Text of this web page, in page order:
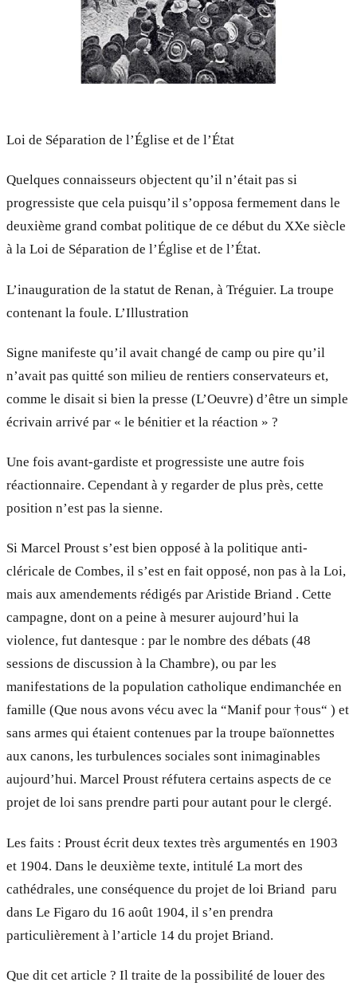
Loi de Séparation de l’Église et de l’État
Quelques connaisseurs objectent qu’il n’était pas si
progressiste que cela puisqu’il s’opposa fermement dans le
deuxième grand combat politique de ce début du XXe siècle
à la Loi de Séparation de l’Église et de l’État.
L’inauguration de la statut de Renan, à Tréguier. La troupe
contenant la foule. L’Illustration
Signe manifeste qu’il avait changé de camp ou pire qu’il
n’avait pas quitté son milieu de rentiers conservateurs et,
comme le disait si bien la presse (L’Oeuvre) d’être un simple
écrivain arrivé par « le bénitier et la réaction » ?
Une fois avant-gardiste et progressiste une autre fois
réactionnaire. Cependant à y regarder de plus près, cette
position n’est pas la sienne.
Si Marcel Proust s’est bien opposé à la politique anti-
cléricale de Combes, il s’est en fait opposé, non pas à la Loi,
mais aux amendements rédigés par Aristide Briand . Cette
campagne, dont on a peine à mesurer aujourd’hui la
violence, fut dantesque : par le nombre des débats (48
sessions de discussion à la Chambre), ou par les
manifestations de la population catholique endimanchée en
famille (Que nous avons vécu avec la “Manif pour †ous“ ) et
sans armes qui étaient contenues par la troupe baïonnettes
aux canons, les turbulences sociales sont inimaginables
aujourd’hui. Marcel Proust réfutera certains aspects de ce
projet de loi sans prendre parti pour autant pour le clergé.
Les faits : Proust écrit deux textes très argumentés en 1903
et 1904. Dans le deuxième texte, intitulé La mort des
cathédrales, une conséquence du projet de loi Briand paru
dans Le Figaro du 16 août 1904, il s’en prendra
particulièrement à l’article 14 du projet Briand.
Que dit cet article ? Il traite de la possibilité de louer des